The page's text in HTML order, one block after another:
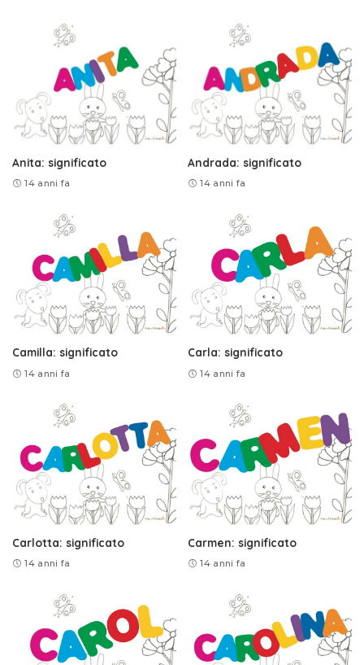
Anita: significato
14 anni fa
Andrada: significato
14 anni fa
Camilla: significato
14 anni fa
Carla: significato
14 anni fa
Carlotta: significato
14 anni fa
Carmen: significato
14 anni fa